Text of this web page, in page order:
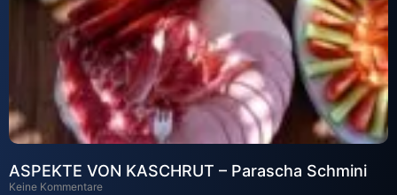
ASPEKTE VON KASCHRUT – Parascha Schmini
Keine Kommentare